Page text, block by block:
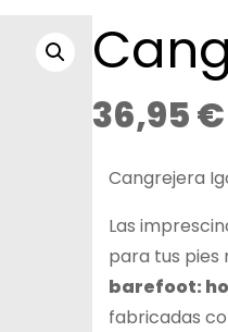
36,95€
Cangrejera
Las
para tus pies
barefoot:
fabricadas